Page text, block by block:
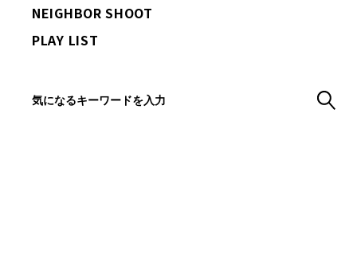
NEIGHBOR SHOOT
PLAY LIST